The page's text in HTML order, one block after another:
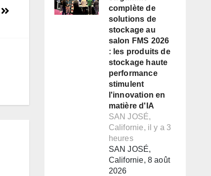
complète de
solutions de
stockage au
salon FMS 2026
: les produits de
stockage haute
performance
stimulent
l'innovation en
matière d'IA
SAN JOSÉ,
Californie, il y a 3
heures
SAN JOSÉ,
Californie, 8 août
2026